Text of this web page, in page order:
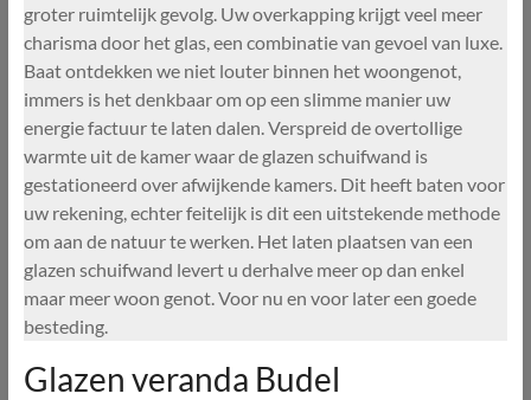
groter ruimtelijk gevolg. Uw overkapping krijgt veel meer
charisma door het glas, een combinatie van gevoel van luxe.
Baat ontdekken we niet louter binnen het woongenot,
immers is het denkbaar om op een slimme manier uw
energie factuur te laten dalen. Verspreid de overtollige
warmte uit de kamer waar de glazen schuifwand is
gestationeerd over afwijkende kamers. Dit heeft baten voor
uw rekening, echter feitelijk is dit een uitstekende methode
om aan de natuur te werken. Het laten plaatsen van een
glazen schuifwand levert u derhalve meer op dan enkel
maar meer woon genot. Voor nu en voor later een goede
besteding.
Glazen veranda Budel